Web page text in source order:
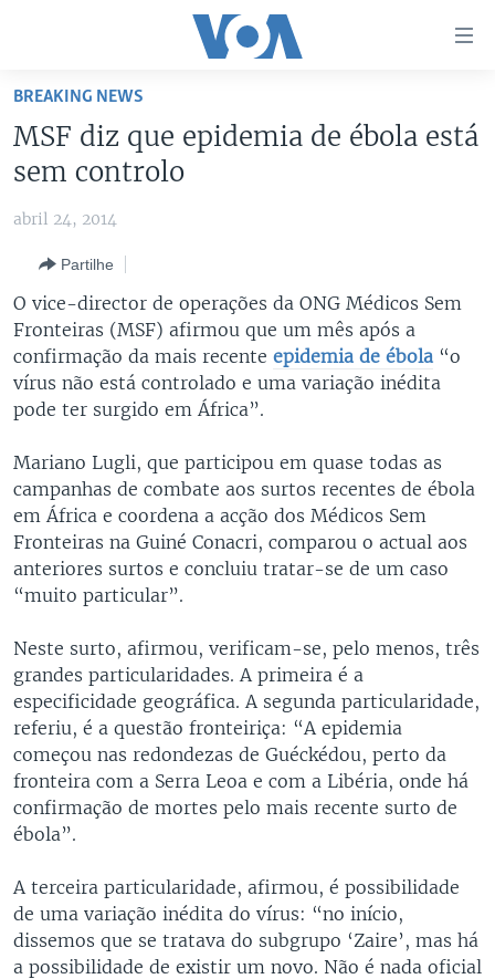
Acesso
para
artigo
principal
para
Pesquisa
GUINÉ-BISSAU
ÁFRICA E MUNDO
BRASIL
DOSSIERS ESPECIAIS
VÍDEOS
VOA60 ÁFRICA
VOA 60 CLIMA
VOA60 MUNDO
ÁUDIO
ENTRETENIMENTO
SIGA-NOS
Línguas
BREAKING NEWS
MSF diz que epidemia de ébola está
sem controlo
abril 24, 2014
Partilhe
O vice-director de operações da ONG Médicos Sem
Fronteiras (MSF) afirmou que um mês após a
confirmação da mais recente epidemia de ébola “o
vírus não está controlado e uma variação inédita
pode ter surgido em África”.
Mariano Lugli, que participou em quase todas as
campanhas de combate aos surtos recentes de ébola
em África e coordena a acção dos Médicos Sem
Fronteiras na Guiné Conacri, comparou o actual aos
anteriores surtos e concluiu tratar-se de um caso
“muito particular”.
Neste surto, afirmou, verificam-se, pelo menos, três
grandes particularidades. A primeira é a
especificidade geográfica. A segunda particularidade,
referiu, é a questão fronteiriça: “A epidemia
começou nas redondezas de Guéckédou, perto da
fronteira com a Serra Leoa e com a Libéria, onde há
confirmação de mortes pelo mais recente surto de
ébola”.
A terceira particularidade, afirmou, é possibilidade
de uma variação inédita do vírus: “no início,
dissemos que se tratava do subgrupo ‘Zaire’, mas há
a possibilidade de existir um novo. Não é nada oficial